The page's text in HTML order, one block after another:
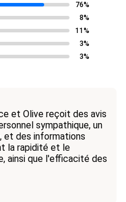
76%
8%
11%
3%
3%
et Olive reçoit des avis
sympathique, un
et des informations
la rapidité et le
ainsi que l'efficacité des